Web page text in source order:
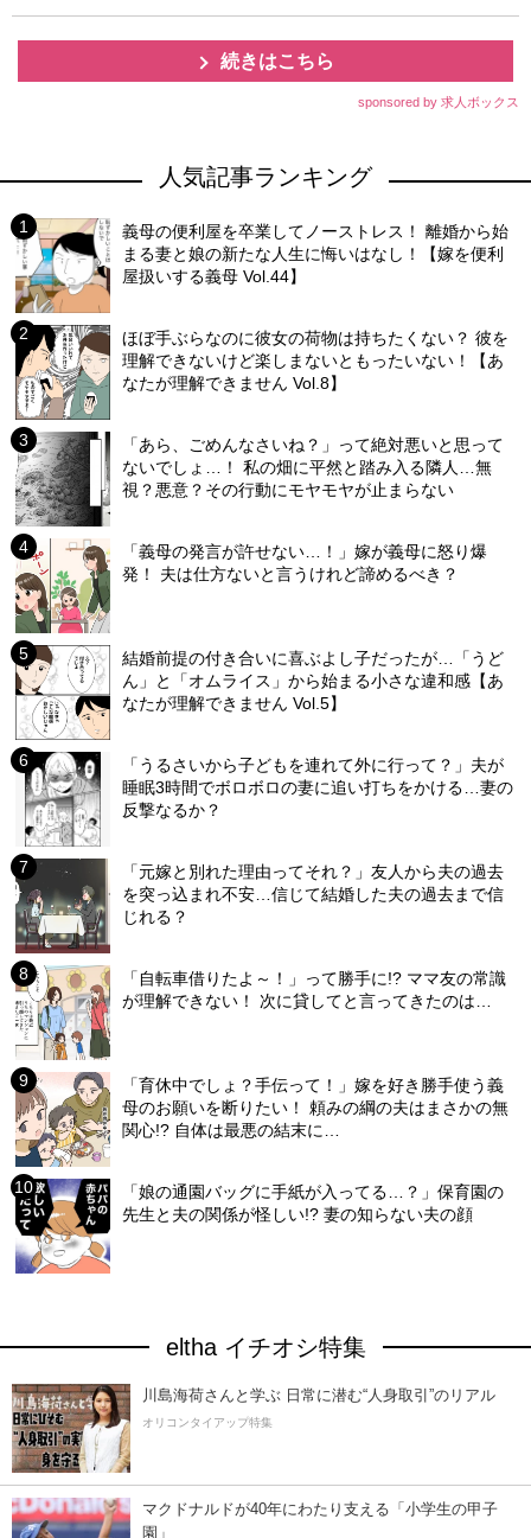
続きはこちら
sponsored by 求人ボックス
人気記事ランキング
義母の便利屋を卒業してノーストレス！ 離婚から始
まる妻と娘の新たな人生に悔いはなし！【嫁を便利
屋扱いする義母 Vol.44】
ほぼ手ぶらなのに彼女の荷物は持ちたくない？ 彼を
理解できないけど楽しまないともったいない！【あ
なたが理解できません Vol.8】
「あら、ごめんなさいね？」って絶対悪いと思って
ないでしょ…！ 私の畑に平然と踏み入る隣人…無
視？悪意？その行動にモヤモヤが止まらない
「義母の発言が許せない…！」嫁が義母に怒り爆
発！ 夫は仕方ないと言うけれど諦めるべき？
結婚前提の付き合いに喜ぶよし子だったが…「うど
ん」と「オムライス」から始まる小さな違和感【あ
なたが理解できません Vol.5】
「うるさいから子どもを連れて外に行って？」夫が
睡眠3時間でボロボロの妻に追い打ちをかける…妻の
反撃なるか？
「元嫁と別れた理由ってそれ？」友人から夫の過去
を突っ込まれ不安…信じて結婚した夫の過去まで信
じれる？
「自転車借りたよ～！」って勝手に!? ママ友の常識
が理解できない！ 次に貸してと言ってきたのは…
「育休中でしょ？手伝って！」嫁を好き勝手使う義
母のお願いを断りたい！ 頼みの綱の夫はまさかの無
関心!? 自体は最悪の結末に…
「娘の通園バッグに手紙が入ってる…？」保育園の
先生と夫の関係が怪しい!? 妻の知らない夫の顔
eltha イチオシ特集
川島海荷さんと学ぶ 日常に潜む“人身取引”のリアル
オリコンタイアップ特集
マクドナルドが40年にわたり支える「小学生の甲子
園」